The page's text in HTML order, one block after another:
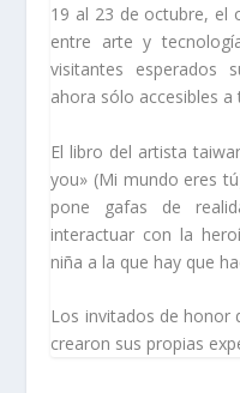
19 al 23 de octubre, el
entre arte y
visitantes esperados
ahora sólo accesibles a
El libro del artista
you» (Mi mundo eres
pone gafas de
interactuar con la
niña a la que hay que
Los invitados de honor
crearon sus propias